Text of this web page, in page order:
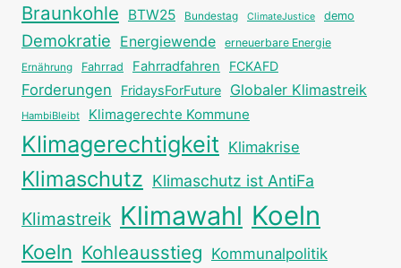
Braunkohle BTW25 Bundestag ClimateJustice demo
Demokratie Energiewende erneuerbare Energie
Ernährung Fahrrad Fahrradfahren FCKAFD
Forderungen FridaysForFuture Globaler Klimastreik
HambiBleibt Klimagerechte Kommune
Klimagerechtigkeit Klimakrise
Klimaschutz Klimaschutz ist AntiFa
Klimastreik Klimawahl Koeln
Koeln Kohleausstieg Kommunalpolitik